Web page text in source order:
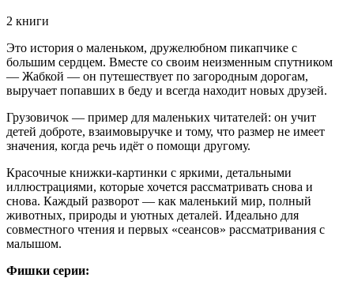
2 книги
Это история о маленьком, дружелюбном пикапчике с
большим сердцем. Вместе со своим неизменным спутником
— Жабкой — он путешествует по загородным дорогам,
выручает попавших в беду и всегда находит новых друзей.
Грузовичок — пример для маленьких читателей: он учит
детей доброте, взаимовыручке и тому, что размер не имеет
значения, когда речь идёт о помощи другому.
Красочные книжки-картинки с яркими, детальными
иллюстрациями, которые хочется рассматривать снова и
снова. Каждый разворот — как маленький мир, полный
животных, природы и уютных деталей. Идеально для
совместного чтения и первых «сеансов» рассматривания с
малышом.
Фишки серии: